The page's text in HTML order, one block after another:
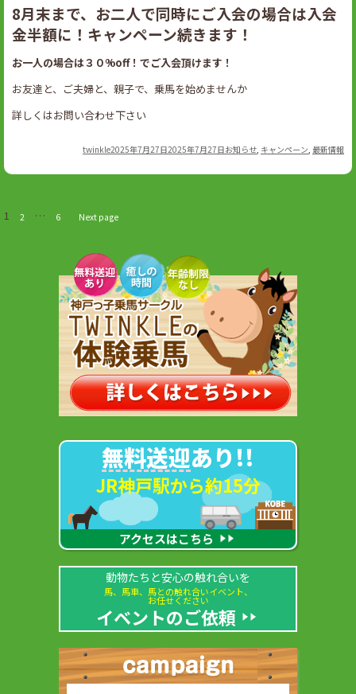
8月末まで、お二人で同時にご入会の場合は入会
金半額に！キャンペーン続きます！
お一人の場合は３０%off！でご入会頂けます！
お友達と、ご夫婦と、親子で、乗馬を始めませんか
詳しくはお問い合わせ下さい
Author
twinklePosted
2025年7月27日2025年7月27日Categories
お知らせ, キャンペーン, 最新情報
1 2 … 6 Next page
無料送迎あり!!
JR神戸駅から約15分
アクセスはこちら
動物たちと安心の触れ合いを
馬、馬車、馬との触れ合いイベント、
お任せください
イベントのご依頼